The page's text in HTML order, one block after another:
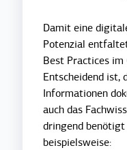
Damit eine
Potenzial
Best Practices im
Entscheidend ist,
Informationen
auch das
dringend
beispielsweise: